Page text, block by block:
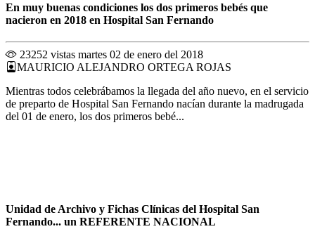
En muy buenas condiciones los dos primeros bebés que
nacieron en 2018 en Hospital San Fernando
23252 vistas martes 02 de enero del 2018
MAURICIO ALEJANDRO ORTEGA ROJAS
Mientras todos celebrábamos la llegada del año nuevo, en el servicio
de preparto de Hospital San Fernando nacían durante la madrugada
del 01 de enero, los dos primeros bebé...
Unidad de Archivo y Fichas Clínicas del Hospital San
Fernando... un REFERENTE NACIONAL